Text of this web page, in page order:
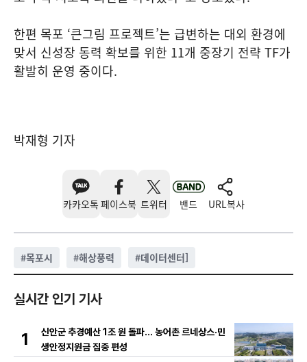
한편 목포 ‘큰그림 프로젝트’는 급변하는 대외 환경에
맞서 신성장 동력 확보를 위한 11개 중장기 전략 TF가
활발히 운영 중이다.
박재형 기자
카카오톡 페이스북 트위터 밴드 URL복사
#목포시 #해상풍력 #데이터센터]
실시간 인기 기사
1
신안군 추경예산 1조 원 돌파… 농어촌 르네상스·민
생안정지원금 집중 편성